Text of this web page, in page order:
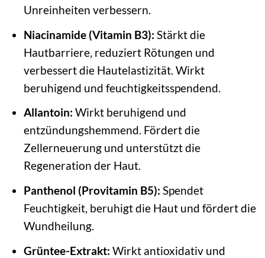
Unreinheiten verbessern.
Niacinamide (Vitamin B3): Stärkt die
Hautbarriere, reduziert Rötungen und
verbessert die Hautelastizität. Wirkt
beruhigend und feuchtigkeitsspendend.
Allantoin: Wirkt beruhigend und
entzündungshemmend. Fördert die
Zellerneuerung und unterstützt die
Regeneration der Haut.
Panthenol (Provitamin B5): Spendet
Feuchtigkeit, beruhigt die Haut und fördert die
Wundheilung.
Grüntee-Extrakt: Wirkt antioxidativ und